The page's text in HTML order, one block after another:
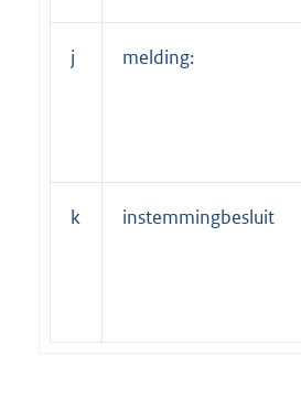
j melding:
k instemmingbesluit